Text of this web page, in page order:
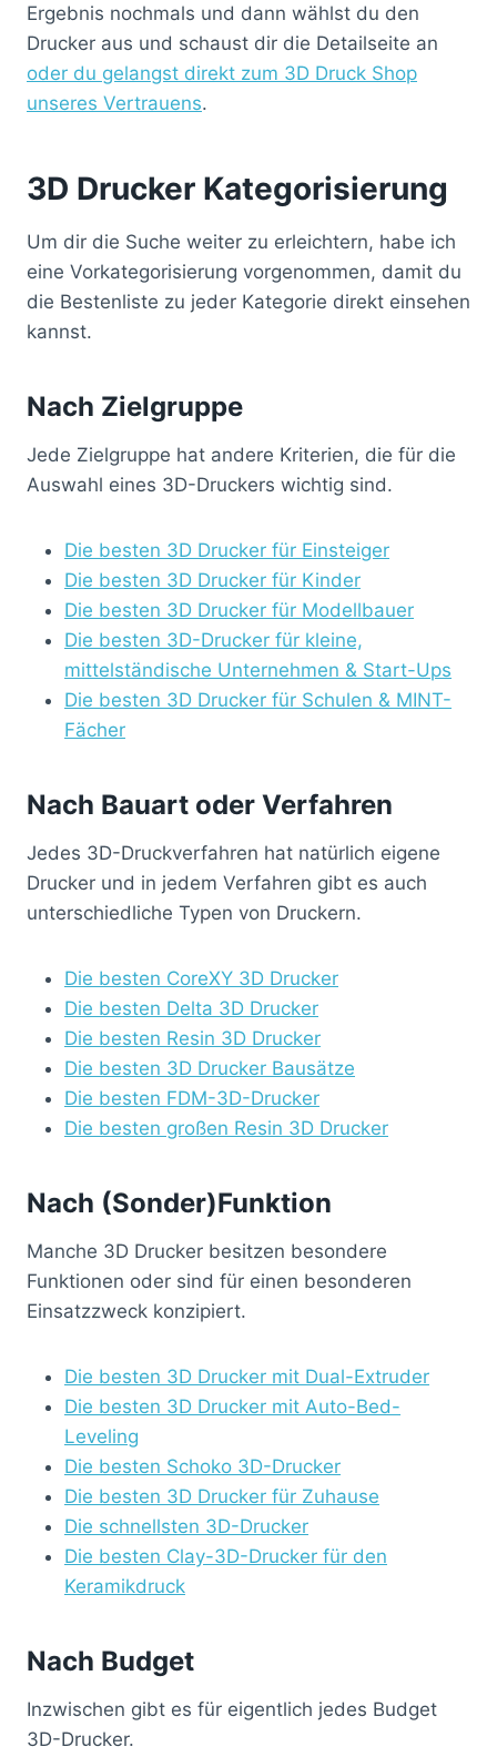
Ergebnis nochmals und dann wählst du den
Drucker aus und schaust dir die Detailseite an
oder du gelangst direkt zum 3D Druck Shop
unseres Vertrauens.
3D Drucker Kategorisierung
Um dir die Suche weiter zu erleichtern, habe ich
eine Vorkategorisierung vorgenommen, damit du
die Bestenliste zu jeder Kategorie direkt einsehen
kannst.
Nach Zielgruppe
Jede Zielgruppe hat andere Kriterien, die für die
Auswahl eines 3D-Druckers wichtig sind.
Die besten 3D Drucker für Einsteiger
Die besten 3D Drucker für Kinder
Die besten 3D Drucker für Modellbauer
Die besten 3D-Drucker für kleine,
mittelständische Unternehmen & Start-Ups
Die besten 3D Drucker für Schulen & MINT-
Fächer
Nach Bauart oder Verfahren
Jedes 3D-Druckverfahren hat natürlich eigene
Drucker und in jedem Verfahren gibt es auch
unterschiedliche Typen von Druckern.
Die besten CoreXY 3D Drucker
Die besten Delta 3D Drucker
Die besten Resin 3D Drucker
Die besten 3D Drucker Bausätze
Die besten FDM-3D-Drucker
Die besten großen Resin 3D Drucker
Nach (Sonder)Funktion
Manche 3D Drucker besitzen besondere
Funktionen oder sind für einen besonderen
Einsatzzweck konzipiert.
Die besten 3D Drucker mit Dual-Extruder
Die besten 3D Drucker mit Auto-Bed-
Leveling
Die besten Schoko 3D-Drucker
Die besten 3D Drucker für Zuhause
Die schnellsten 3D-Drucker
Die besten Clay-3D-Drucker für den
Keramikdruck
Nach Budget
Inzwischen gibt es für eigentlich jedes Budget
3D-Drucker.